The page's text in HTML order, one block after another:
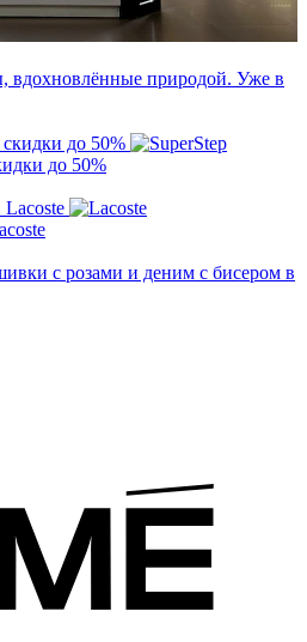
вдохновлённые природой. Уже в
до 50%